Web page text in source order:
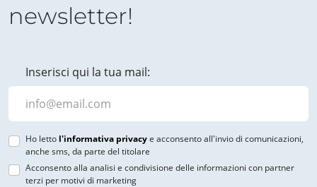
newsletter!
Inserisci qui la tua mail:
Ho letto l'informativa privacye acconsento all'invio di comunicazioni,
anche sms, da parte del titolare
Acconsento alla analisi e condivisione delle informazioni con partner
terzi per motivi di marketing